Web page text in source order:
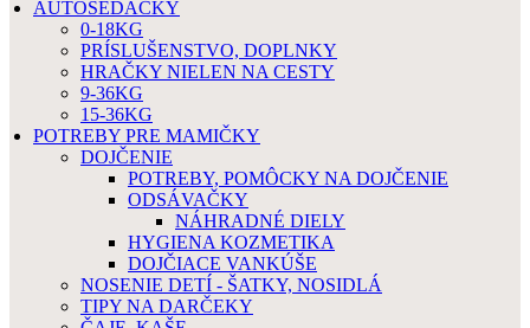
AUTOSEDAČKY
0-18KG
PRÍSLUŠENSTVO, DOPLNKY
HRAČKY NIELEN NA CESTY
9-36KG
15-36KG
POTREBY PRE MAMIČKY
DOJČENIE
POTREBY, POMÔCKY NA DOJČENIE
ODSÁVAČKY
NÁHRADNÉ DIELY
HYGIENA KOZMETIKA
DOJČIACE VANKÚŠE
NOSENIE DETÍ - ŠATKY, NOSIDLÁ
TIPY NA DARČEKY